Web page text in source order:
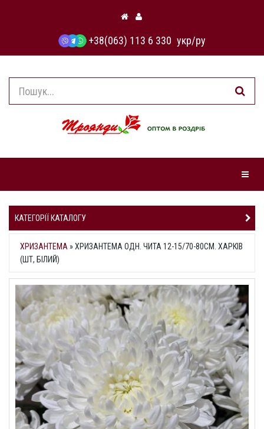
+38(063) 113 6 330 укр/ру
КАТЕГОРІЇ КАТАЛОГУ
ХРИЗАНТЕМА »ХРИЗАНТЕМА ОДН. ЧИТА 12-15/70-80СМ. ХАРКІВ
(ШТ, БІЛИЙ)